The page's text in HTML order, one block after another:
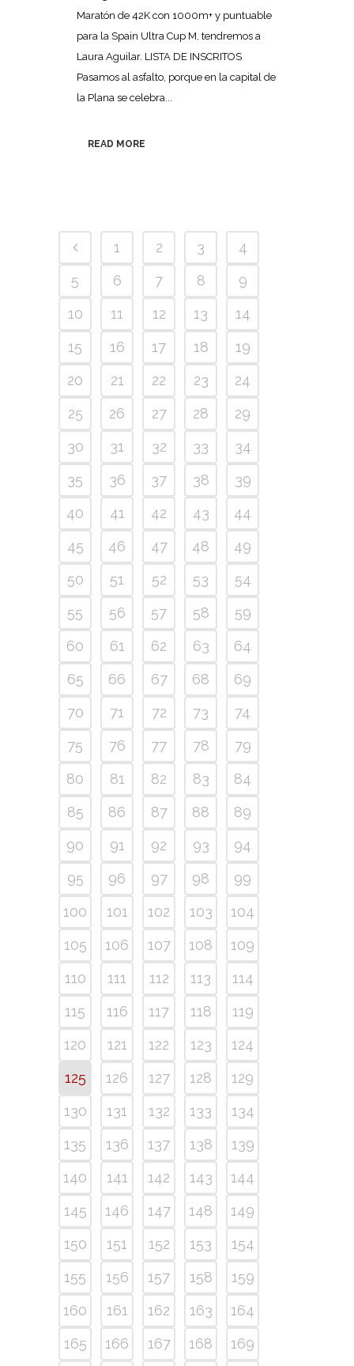
Maratón de 42K con 1000m+ y puntuable
para la Spain Ultra Cup M, tendremos a
Laura Aguilar. LISTA DE INSCRITOS
Pasamos al asfalto, porque en la capital de
la Plana se celebra...
READ MORE
1 2 3
4
5
6 7 8
9
10
11 12 13
14
15
16 17 18
19
20
21 22 23
24
25
26 27 28
29
30
31 32 33
34
35
36 37 38
39
40
41 42 43
44
45
46 47 48
49
50
51 52 53
54
55
56 57 58
59
60
61 62 63
64
65
66 67 68
69
70
71 72 73
74
75
76 77 78
79
80
81 82 83
84
85
86 87 88
89
90
91 92 93
94
95
96 97 98
99
100
101 102 103
104
105
106 107 108
109
110
111 112 113
114
115
116 117 118
119
120
121 122 123
124
125
126 127 128
129
130
131 132 133
134
135
136 137 138
139
140
141 142 143
144
145
146 147 148
149
150
151 152 153
154
155
156 157 158
159
160
161 162 163
164
165
166 167 168
169